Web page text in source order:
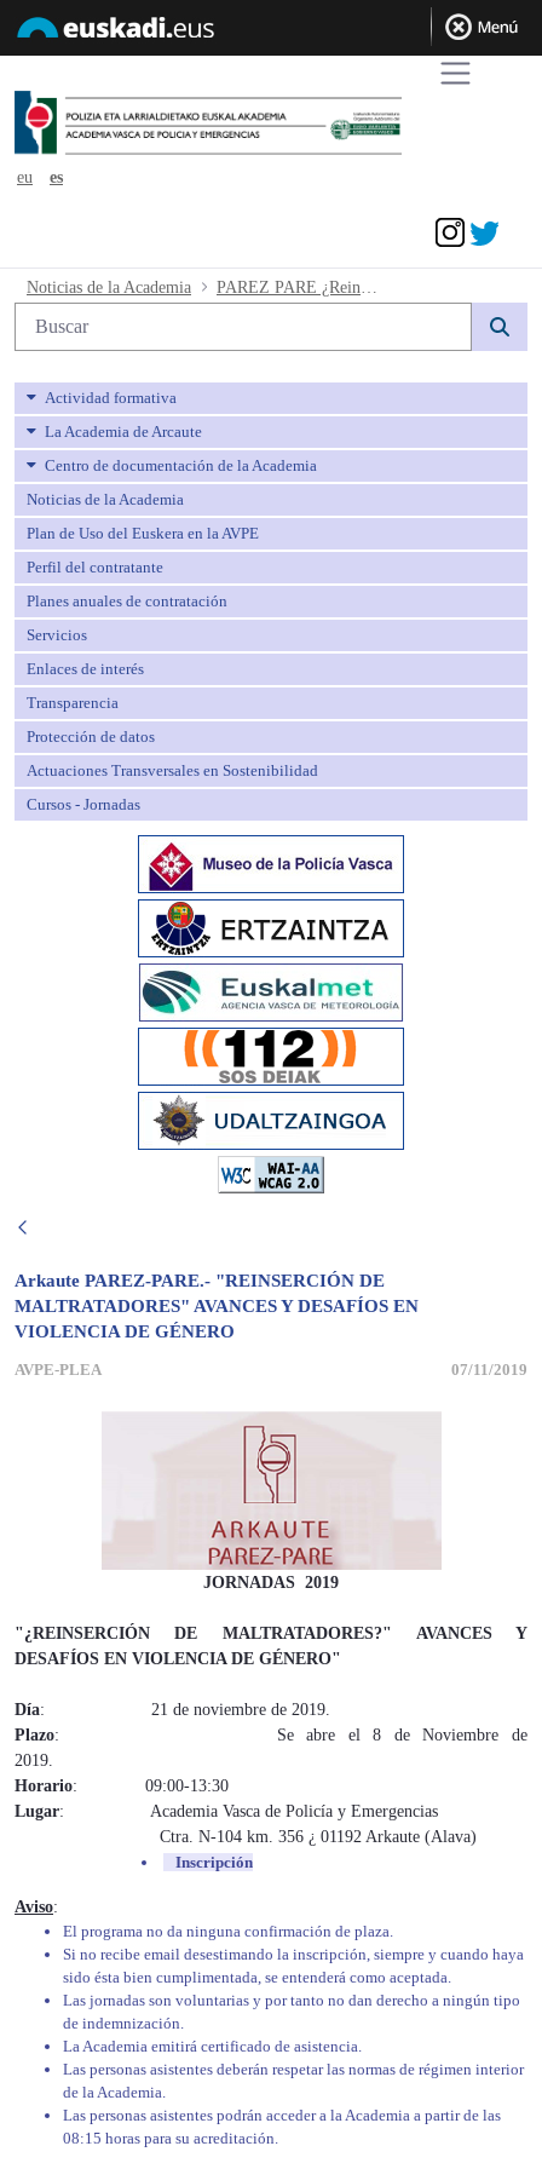
eu
es
PAREZ PARE ¿Reinserción de
Noticias de la Academia
Búsqueda web
Actividad formativa
La Academia de Arcaute
Centro de documentación de la Academia
Noticias de la Academia
Plan de Uso del Euskera en la AVPE
Perfil del contratante
Planes anuales de contratación
Servicios
Enlaces de interés
Transparencia
Protección de datos
Actuaciones Transversales en Sostenibilidad
Cursos - Jornadas
Arkaute PAREZ-PARE.- "REINSERCIÓN DE
MALTRATADORES" AVANCES Y DESAFÍOS EN
VIOLENCIA DE GÉNERO
AVPE-PLEA 07/11/2019
JORNADAS 2019
"¿REINSERCIÓN DE MALTRATADORES?" AVANCES Y
DESAFÍOS EN VIOLENCIA DE GÉNERO"
Día: 21 de noviembre de 2019.
Plazo: Se abre el 8 de Noviembre de
2019.
Horario: 09:00-13:30
Lugar: Academia Vasca de Policía y Emergencias
Ctra. N-104 km. 356 ¿ 01192 Arkaute (Alava)
Inscripción
Aviso:
El programa no da ninguna confirmación de plaza.
Si no recibe email desestimando la inscripción, siempre y cuando haya
sido ésta bien cumplimentada, se entenderá como aceptada.
Las jornadas son voluntarias y por tanto no dan derecho a ningún tipo
de indemnización.
La Academia emitirá certificado de asistencia.
Las personas asistentes deberán respetar las normas de régimen interior
de la Academia.
Las personas asistentes podrán acceder a la Academia a partir de las
08:15 horas para su acreditación.